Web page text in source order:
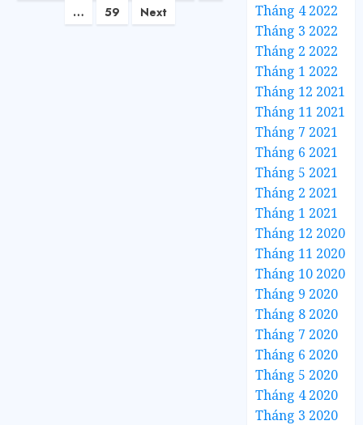
…
59 Next
Tháng 4 2022
Tháng 3 2022
Tháng 2 2022
Tháng 1 2022
Tháng 12 2021
Tháng 11 2021
Tháng 7 2021
Tháng 6 2021
Tháng 5 2021
Tháng 2 2021
Tháng 1 2021
Tháng 12 2020
Tháng 11 2020
Tháng 10 2020
Tháng 9 2020
Tháng 8 2020
Tháng 7 2020
Tháng 6 2020
Tháng 5 2020
Tháng 4 2020
Tháng 3 2020